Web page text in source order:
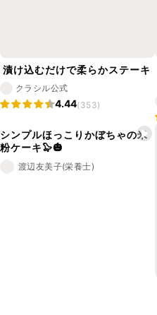
漬け込むだけで柔らかステーキ
クラシル公式
4.44(353)
シンプルほっこりかぼちゃの米
粉ケーキ🦭🎃
渡辺友美子(栄養士)